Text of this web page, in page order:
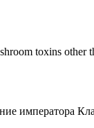
toxins
императора